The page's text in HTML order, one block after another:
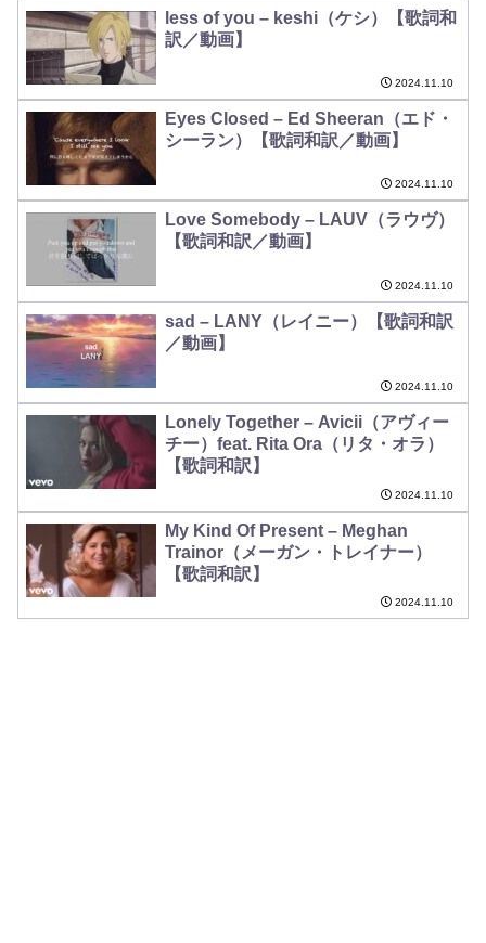
less of you – keshi（ケシ）【歌詞和
訳／動画】
2024.11.10
Eyes Closed – Ed Sheeran（エド・
シーラン）【歌詞和訳／動画】
2024.11.10
Love Somebody – LAUV（ラウヴ）
【歌詞和訳／動画】
2024.11.10
sad – LANY（レイニー）【歌詞和訳
／動画】
2024.11.10
Lonely Together – Avicii（アヴィー
チー）feat. Rita Ora（リタ・オラ）
【歌詞和訳】
2024.11.10
My Kind Of Present – Meghan
Trainor（メーガン・トレイナー）
【歌詞和訳】
2024.11.10